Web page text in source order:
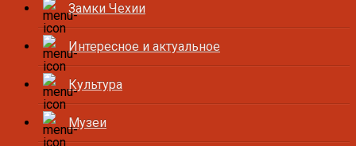
Замки Чехии
Интересное и актуальное
Культура
Музеи